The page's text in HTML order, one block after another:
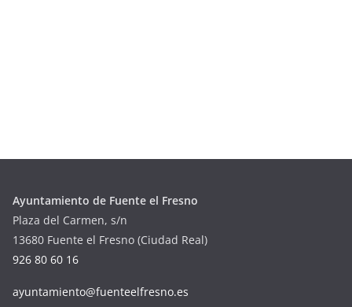
Ayuntamiento de Fuente el Fresno
Plaza del Carmen, s/n
13680 Fuente el Fresno (Ciudad Real)
926 80 60 16
ayuntamiento@fuenteelfresno.es